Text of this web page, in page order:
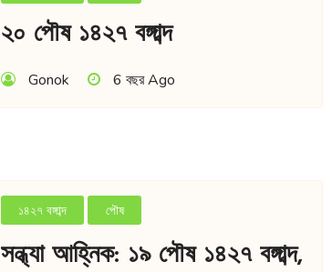
২০ পৌষ ১৪২৭ বঙ্গাব্দ
Gonok 6 বছর Ago
১৪২৭ বঙ্গাব্দ পৌষ
সন্ধ্যা আহ্নিক: ১৯ পৌষ ১৪২৭ বঙ্গাব্দ,